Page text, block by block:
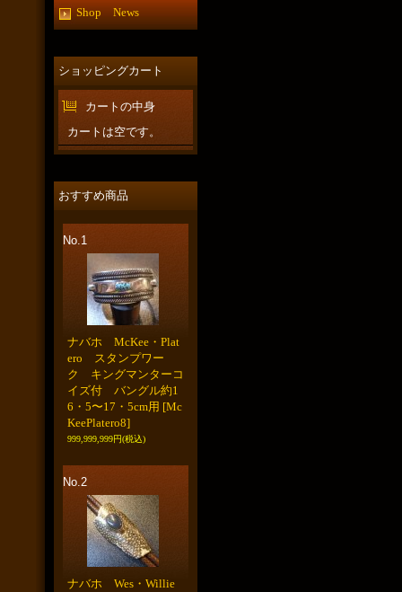
Shop News
ショッピングカート
カートの中身
カートは空です。
おすすめ商品
No.1
ナバホ McKee・Plat
ero スタンプワー
ク キングマンターコ
イズ付 バングル約1
6・5〜17・5cm用 [Mc
KeePlatero8]
999,999,999円(税込)
No.2
ナバホ Wes・Willie